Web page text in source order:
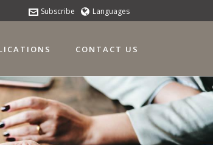
Languages
Subscribe
CONTACT US